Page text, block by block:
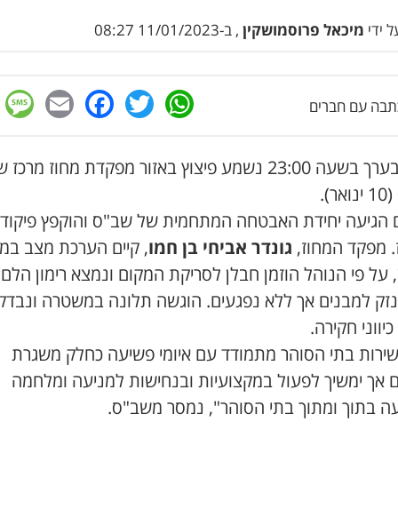
ידי מיכאל פרוסמושקין , ב-11/01/2023 08:27
עם חברים WhatsApp
Twitter
אמש בערך בשעה 23:00 נשמע פיצוץ באזור מפקדת מחוז
הגיעה יחידת האבטחה המתחמית של שב"ס והוקפץ פיקוד
מפקד המחוז, גונדר אביחי בן חמו, קיים הערכת מצב
על פי הנוהל הוזמן חבלן לסריקת המקום ונמצא רימון
למבנים אך ללא נפגעים. הוגשה תלונה במשטרה
חקירה.
בתי הסוהר מתמודד עם איומי פשיעה כחלק משגרת
אך ימשיך לפעול במקצועיות ובנחישות למניעה ומלחמה
בתוך ומתוך בתי הסוהר", נמסר משב"ס.